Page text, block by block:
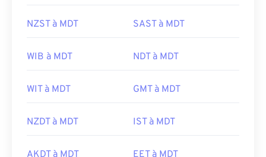
NZST à MDT SAST à MDT
WIB à MDT NDT à MDT
WIT à MDT GMT à MDT
NZDT à MDT IST à MDT
AKDT à MDT EET à MDT